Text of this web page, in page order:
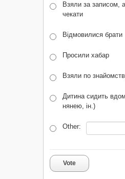
Взяли за записом,
чекати
Відмовилися брати
Просили хабар
Взяли по
Дитина сидить
нянею, ін.)
Other:
Vote